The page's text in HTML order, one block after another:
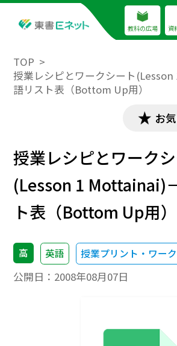
教科の広場 資
TOP
授業レシピとワークシート
語リスト表（Bottom Up用）
お
授業レシピとワーク
(Lesson 1 Mottainai)
ト表（Bottom Up用）
高 英語 授業プリント・ワー
公開日： 2008年08月07日